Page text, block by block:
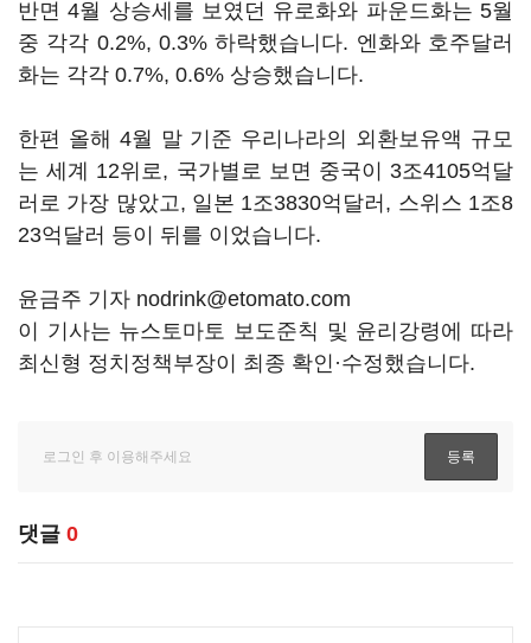
반면 4월 상승세를 보였던 유로화와 파운드화는 5월
중 각각 0.2%, 0.3% 하락했습니다. 엔화와 호주달러
화는 각각 0.7%, 0.6% 상승했습니다.
한편 올해 4월 말 기준 우리나라의 외환보유액 규모
는 세계 12위로, 국가별로 보면 중국이 3조4105억달
러로 가장 많았고, 일본 1조3830억달러, 스위스 1조8
23억달러 등이 뒤를 이었습니다.
윤금주 기자 nodrink@etomato.com
이 기사는 뉴스토마토 보도준칙 및 윤리강령에 따라
최신형 정치정책부장이 최종 확인·수정했습니다.
댓글 0